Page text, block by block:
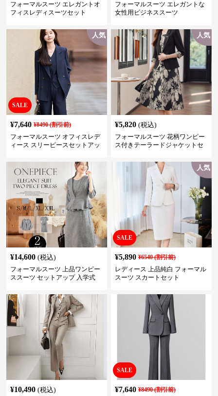
フォーマルスーツ エレガントオ
フィスレディスーツセット
フォーマルスーツ エレガントな
女性用ビジネススーツ
SALE
人気
¥7,640 ¥8490(割引前)
フォーマルスーツ オフィスレデ
ィース スリーピースセットアッ
人気
¥5,820 (税込)
フォーマルスーツ 花柄ワンピー
ス付きテーラードジャケットセ
¥14,600 (税込)
フォーマルスーツ 上品ワンピー
ススーツ セットアップ 入学式
SALE
人気
¥5,890 ¥6540(割引前)
レディース 上品純白 フォーマル
スーツ スカートセット
¥10,490 (税込)
SALE
¥7,640 ¥8490(割引前)